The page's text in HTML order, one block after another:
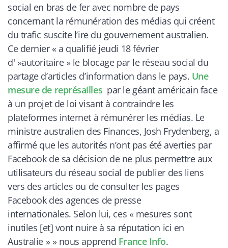
social en bras de fer avec nombre de pays
concernant la rémunération des médias qui créent
du trafic suscite l’ire du gouvernement australien.
Ce dernier «a qualifié jeudi 18 février
d' »autoritaire » le blocage par le réseau social du
partage d’articles d’information dans le pays. Une
mesure de représailles par le géant américain face
à un projet de loi visant à contraindre les
plateformes internet à rémunérer les médias. Le
ministre australien des Finances, Josh Frydenberg, a
affirmé que les autorités n’ont pas été averties par
Facebook de sa décision de ne plus permettre aux
utilisateurs du réseau social de publier des liens
vers des articles ou de consulter les pages
Facebook des agences de presse
internationales. Selon lui, ces « mesures sont
inutiles [et] vont nuire à sa réputation ici en
Australie » » nous apprend France Info.